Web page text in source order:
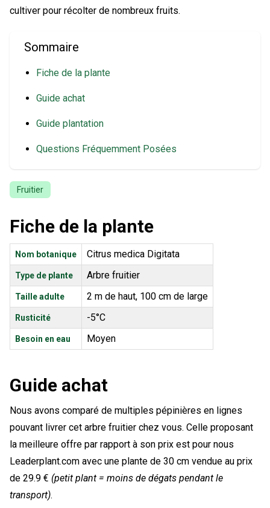
cultiver pour récolter de nombreux fruits.
Sommaire
Fiche de la plante
Guide achat
Guide plantation
Questions Fréquemment Posées
Fruitier
Fiche de la plante
Nom botanique Citrus medica Digitata
Type de plante Arbre fruitier
Taille adulte 2 m de haut, 100 cm de large
Rusticité -5°C
Besoin en eau Moyen
Guide achat
Nous avons comparé de multiples pépinières en lignes
pouvant livrer cet arbre fruitier chez vous. Celle proposant
la meilleure offre par rapport à son prix est pour nous
Leaderplant.com avec une plante de 30 cm vendue au prix
de 29.9 € (petit plant = moins de dégats pendant le
transport).